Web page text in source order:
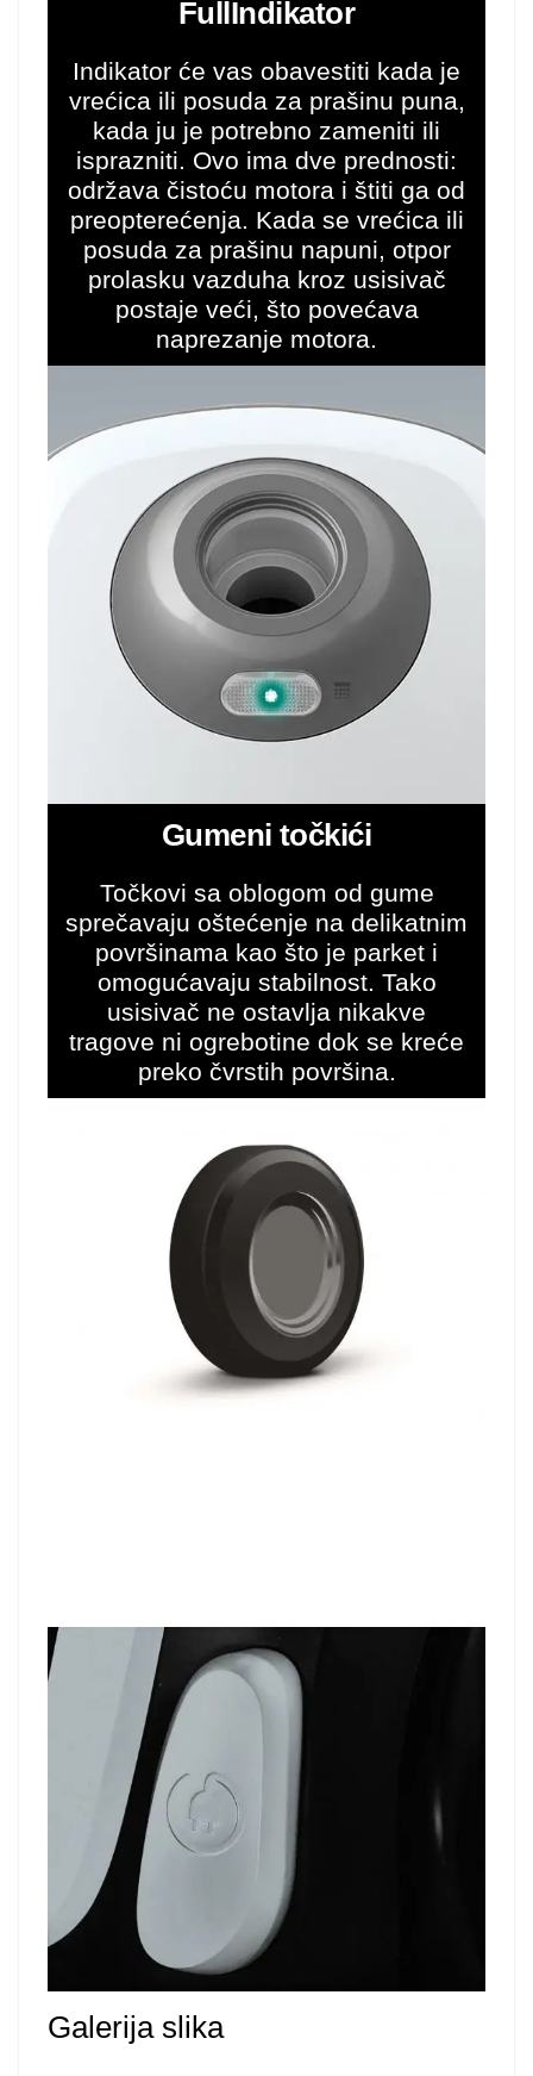
FullIndikator
Indikator će vas obavestiti kada je
vrećica ili posuda za prašinu puna,
kada ju je potrebno zameniti ili
isprazniti. Ovo ima dve prednosti:
održava čistoću motora i štiti ga od
preopterećenja. Kada se vrećica ili
posuda za prašinu napuni, otpor
prolasku vazduha kroz usisivač
postaje veći, što povećava
naprezanje motora.
Gumeni točkići
Točkovi sa oblogom od gume
sprečavaju oštećenje na delikatnim
površinama kao što je parket i
omogućavaju stabilnost. Tako
usisivač ne ostavlja nikakve
tragove ni ogrebotine dok se kreće
preko čvrstih površina.
Galerija slika